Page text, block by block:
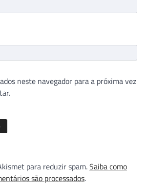
neste navegador para a próxima vez
para reduzir spam.Saiba como
são processados.